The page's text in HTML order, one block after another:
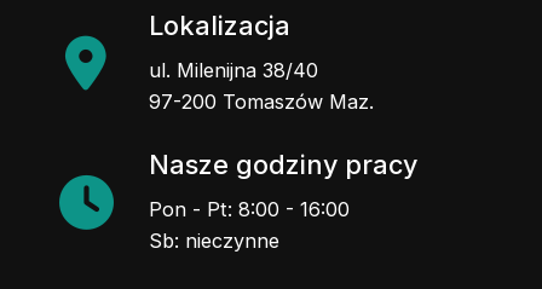
Lokalizacja
ul. Milenijna 38/40
97-200 Tomaszów Maz.
Nasze godziny pracy
Pon - Pt: 8:00 - 16:00
Sb: nieczynne